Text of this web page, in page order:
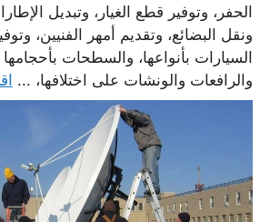
الحفر، وتوفير قطع الغيار، وتبديل
ونقل البضائع، وتقديم أمهر الفنيين،
السيارات بأنواعها، والسطحات بأحجامها
والرافعات والونشات على اختلافها، ...